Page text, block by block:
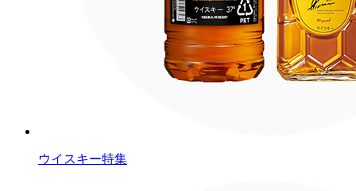
ウイスキー特集